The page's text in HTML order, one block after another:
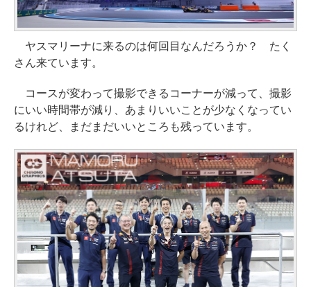
ヤスマリーナに来るのは何回目なんだろうか？ たく
さん来ています。
コースが変わって撮影できるコーナーが減って、撮影
にいい時間帯が減り、あまりいいことが少なくなってい
るけれど、まだまだいいところも残っています。